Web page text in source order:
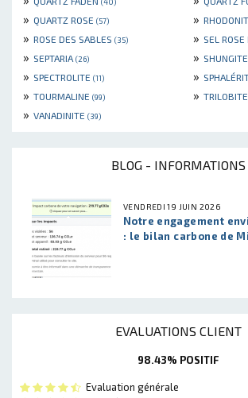
» QUARTZ ROSE (57) »
» ROSE DES SABLES (35) » SEL
» SEPTARIA (26) » SHUNGITE
» SPECTROLITE (11) »
» TOURMALINE (99) » TRILOBITE
» VANADINITE (39)
BLOG - INFORMATIONS
VENDREDI 19 JUIN 2026
Notre engagement
: le bilan carbone de
EVALUATIONS CLIENT
98.43% POSITIF
Evaluation générale